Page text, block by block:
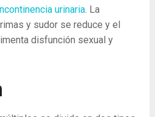
urinaria. La
y sudor se reduce y el
disfunción sexual y